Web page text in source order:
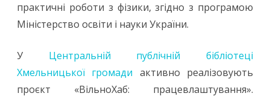
практичні роботи з фізики, згідно з програмою
Міністерство освіти і науки України.
У Центральній публічній бібліотеці
Хмельницької громади активно реалізовують
проєкт «ВільноХаб: працевлаштування».